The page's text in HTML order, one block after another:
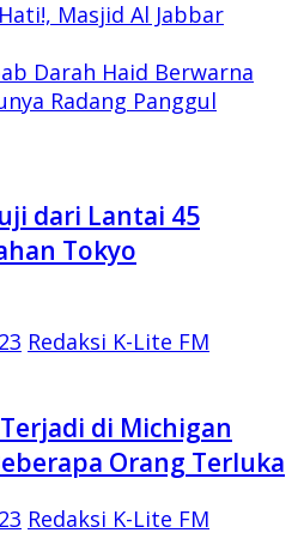
Masjid Al Jabbar
Darah Haid Berwarna
Radang Panggul
dari Lantai 45
Tokyo
Redaksi K-Lite FM
di Michigan
Orang Terluka
Redaksi K-Lite FM